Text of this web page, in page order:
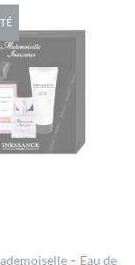
– Eau de